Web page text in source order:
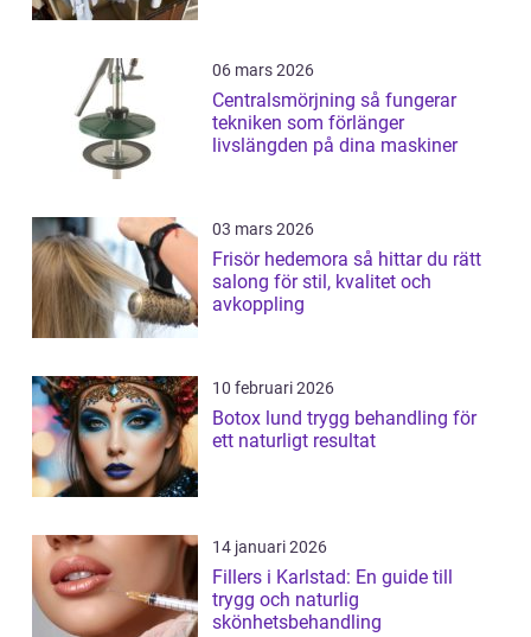
06 mars 2026
Centralsmörjning så fungerar
tekniken som förlänger
livslängden på dina maskiner
03 mars 2026
Frisör hedemora så hittar du rätt
salong för stil, kvalitet och
avkoppling
10 februari 2026
Botox lund trygg behandling för
ett naturligt resultat
14 januari 2026
Fillers i Karlstad: En guide till
trygg och naturlig
skönhetsbehandling